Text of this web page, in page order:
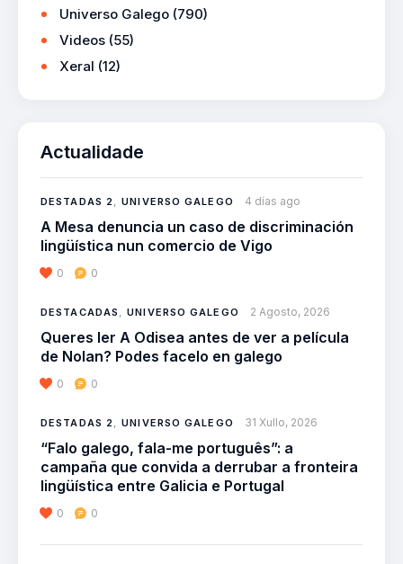
Universo Galego (790)
Videos (55)
Xeral (12)
Actualidade
DESTADAS 2,UNIVERSO GALEGO 4 días ago
A Mesa denuncia un caso de discriminación
lingüística nun comercio de Vigo
0 0
DESTACADAS ,UNIVERSO GALEGO 2 Agosto, 2026
Queres ler A Odisea antes de ver a película
de Nolan? Podes facelo en galego
0 0
DESTADAS 2,UNIVERSO GALEGO 31 Xullo, 2026
“Falo galego, fala-me português”: a
campaña que convida a derrubar a fronteira
lingüística entre Galicia e Portugal
0 0